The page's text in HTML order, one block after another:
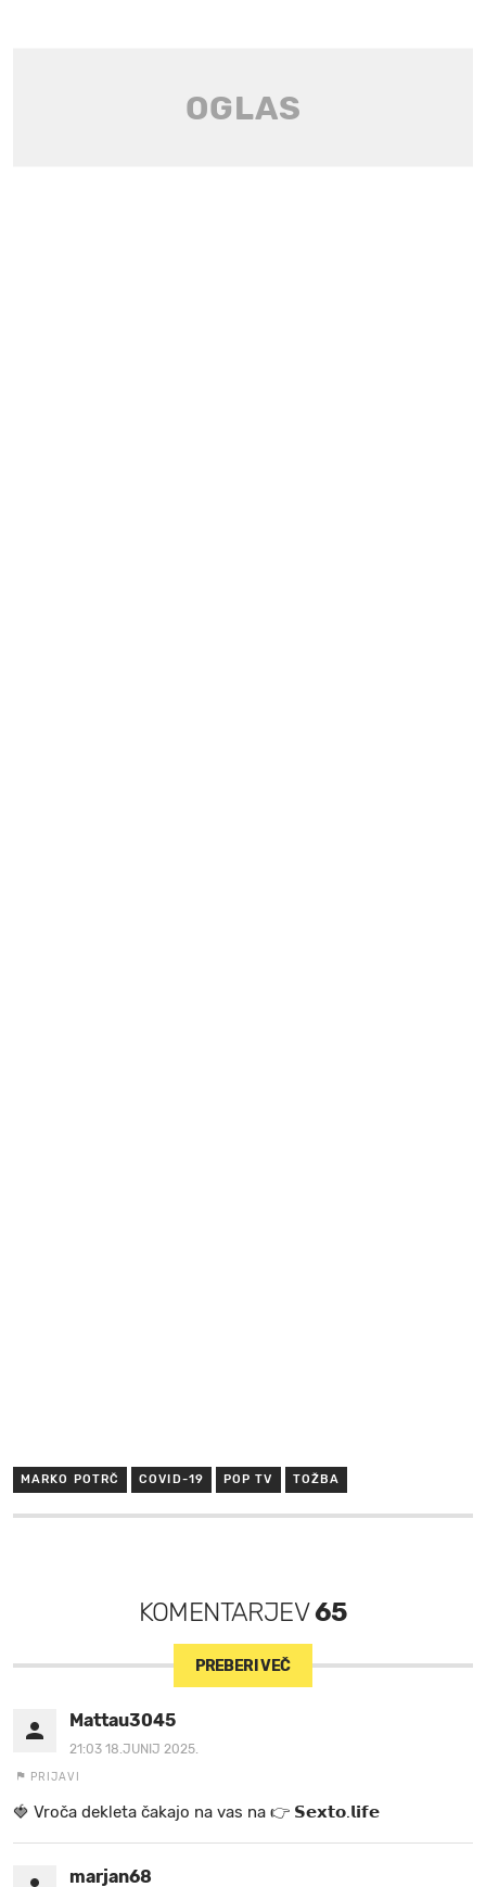
MARKO POTRČ COVID-19 POP TV TOŽBA
KOMENTARJEV65
PREBERI VEČ
Mattau3045
21:03 18.JUNIJ 2025.
PRIJAVI
🍓 V r o č a d e k l e t a ča k a jo na va s n a 👉 𝗦𝗲𝘅𝘁𝗼.𝗹𝗶𝗳𝗲
marjan68